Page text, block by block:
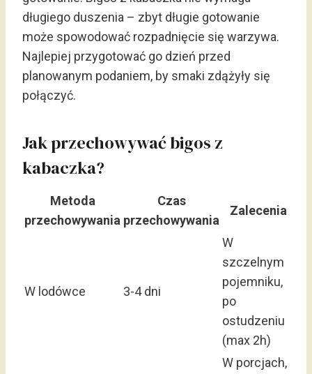
długiego duszenia – zbyt długie gotowanie
może spowodować rozpadnięcie się warzywa.
Najlepiej przygotować go dzień przed
planowanym podaniem, by smaki zdążyły się
połączyć.
Jak przechowywać bigos z
kabaczka?
Metoda
przechowywania
Czas
przechowywania
Zalecenia
W lodówce 3-4 dni
W
szczelnym
pojemniku,
po
ostudzeniu
(max 2h)
W porcjach,